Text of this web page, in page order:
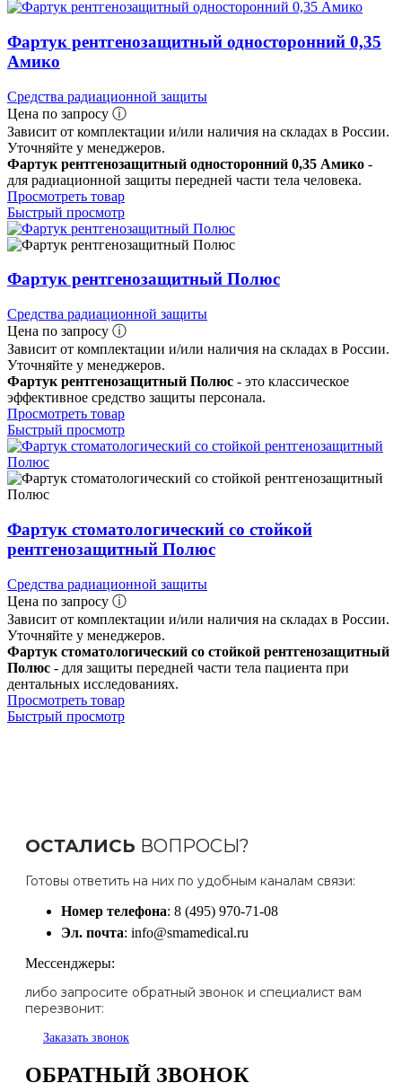
Фартук рентгенозащитный односторонний 0,35
Амико
Средства радиационной защиты
Цена по запросу ⓘ
Зависит от комплектации и/или наличия на складах в России.
Уточняйте у менеджеров.
Фартук рентгенозащитный односторонний 0,35 Амико -
для радиационной защиты передней части тела человека.
Просмотреть товар
Быстрый просмотр
Фартук рентгенозащитный Полюс
Средства радиационной защиты
Цена по запросу ⓘ
Зависит от комплектации и/или наличия на складах в России.
Уточняйте у менеджеров.
Фартук рентгенозащитный Полюс - это классическое
эффективное средство защиты персонала.
Просмотреть товар
Быстрый просмотр
Фартук стоматологический со стойкой
рентгенозащитный Полюс
Средства радиационной защиты
Цена по запросу ⓘ
Зависит от комплектации и/или наличия на складах в России.
Уточняйте у менеджеров.
Фартук стоматологический со стойкой рентгенозащитный
Полюс - для защиты передней части тела пациента при
дентальных исследованиях.
Просмотреть товар
Быстрый просмотр
ОСТАЛИСЬ ВОПРОСЫ?
Готовы ответить на них по удобным каналам связи:
Номер телефона: 8 (495) 970-71-08
Эл. почта: info@smamedical.ru
Мессенджеры:
либо запросите обратный звонок и специалист вам
перезвонит:
Заказать звонок
ОБРАТНЫЙ ЗВОНОК